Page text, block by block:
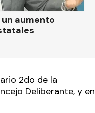
un aumento
2do de la
Deliberante, y en